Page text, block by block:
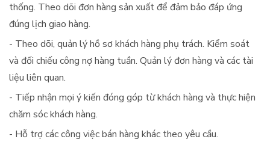
thống. Theo dõi đơn hàng sản xuất để đảm bảo đáp ứng
đúng lịch giao hàng.
- Theo dõi, quản lý hồ sơ khách hàng phụ trách. Kiểm soát
và đối chiếu công nợ hàng tuần. Quản lý đơn hàng và các tài
liệu liên quan.
- Tiếp nhận mọi ý kiến đóng góp từ khách hàng và thực hiện
chăm sóc khách hàng.
- Hỗ trợ các công việc bán hàng khác theo yêu cầu.